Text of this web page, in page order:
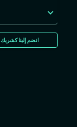
انضم إلينا كشريك